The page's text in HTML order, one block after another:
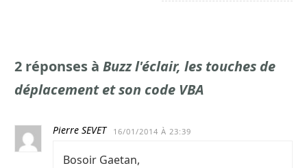
2 réponses à Buzz l'éclair, les touches de
déplacement et son code VBA
Pierre SEVET 16/01/2014 À 23:39
Bosoir Gaetan,